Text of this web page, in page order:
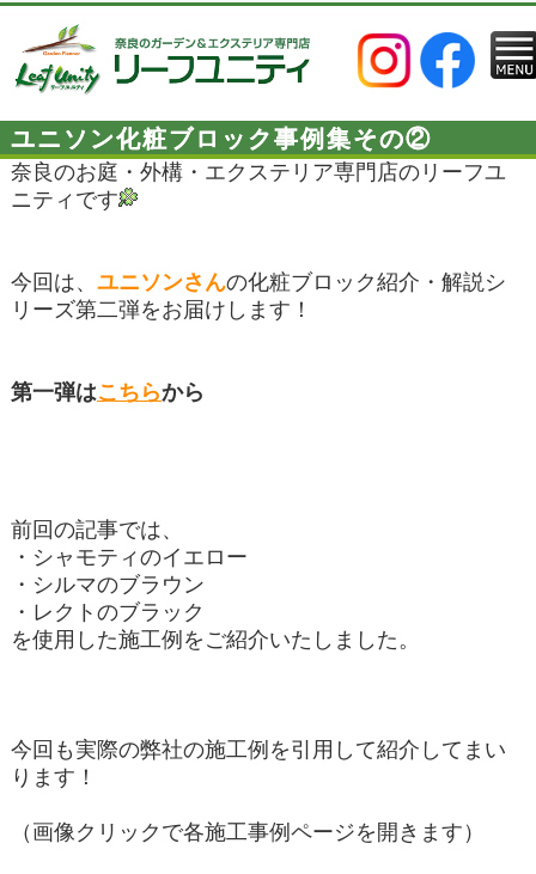
ユニソン化粧ブロック事例集その②
奈良のお庭・外構・エクステリア専門店のリーフユ
ニティです
今回は、 ユニソンさんの化粧ブロック紹介・解説シ
リーズ第二弾をお届けします！
第一弾はこちらから
前回の記事では、
・シャモティのイエロー
・シルマのブラウン
・レクトのブラック
を使用した施工例をご紹介いたしました。
今回も実際の弊社の施工例を引用して紹介してまい
ります！
（画像クリックで各施工事例ページを開きます）